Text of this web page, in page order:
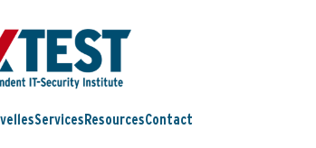
Services ResourcesContact